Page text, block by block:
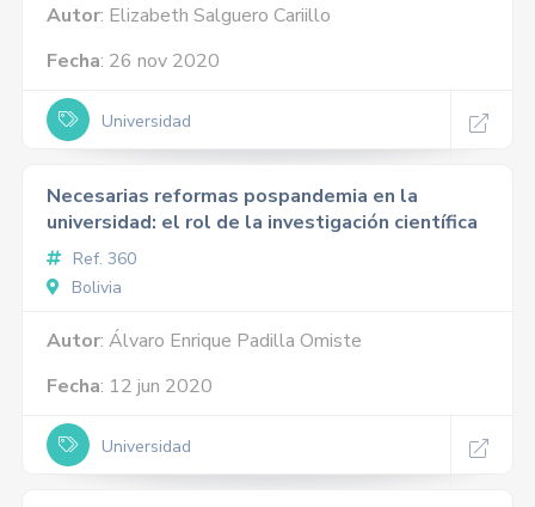
Autor: Elizabeth Salguero Cariillo
Fecha: 26 nov 2020
Universidad
Necesarias reformas pospandemia en la
universidad: el rol de la investigación científica
Ref. 360
Bolivia
Autor: Álvaro Enrique Padilla Omiste
Fecha: 12 jun 2020
Universidad